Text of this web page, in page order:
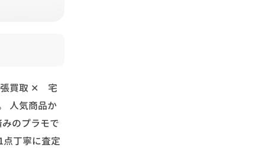
買取 ✕ 宅
人気商品か
のプラモで
丁寧に査定